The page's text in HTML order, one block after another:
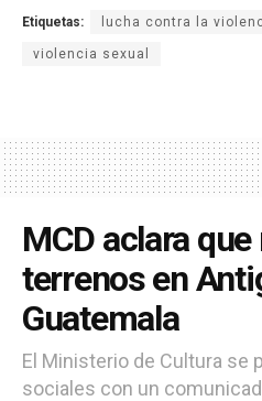
Etiquetas: lucha contra la
violencia sexual
MCD aclara
terrenos en
Guatemala
El Ministerio de Cultura se
sociales con un